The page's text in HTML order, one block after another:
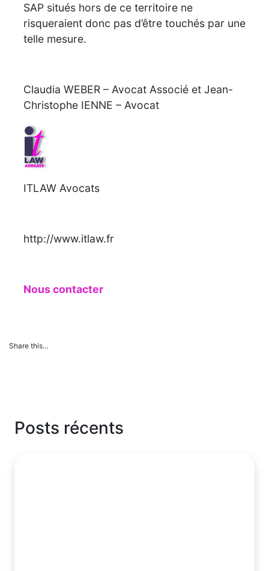
SAP situés hors de ce territoire ne
risqueraient donc pas d’être touchés par une
telle mesure.
Claudia WEBER – Avocat Associé et Jean-
Christophe IENNE – Avocat
ITLAW Avocats
http://www.itlaw.fr
Nous contacter
Share this...
Posts récents